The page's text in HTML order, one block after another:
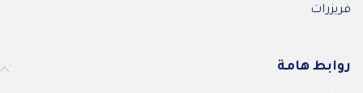
فريزرات
روابط هامة